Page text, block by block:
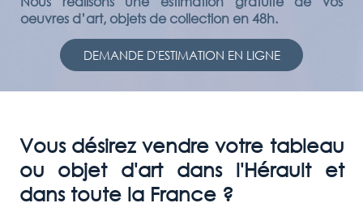
oeuvres d’art, objets de collection en 48h.
DEMANDE D'ESTIMATION EN LIGNE
Vous désirez vendre votre tableau
ou objet d'art dans l'Hérault et
dans toute la France ?